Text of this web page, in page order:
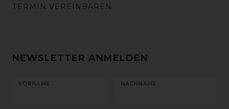
TERMIN VEREINBAREN
NEWSLETTER ANMELDEN
VORNAME NACHNAME